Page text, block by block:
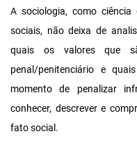
A sociologia, como ciência
sociais, não deixa de
quais os valores que
penal/penitenciário e
momento de penalizar
conhecer, descrever e
fato social.